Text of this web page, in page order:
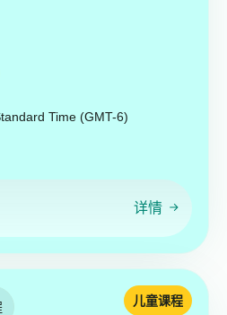
Time (GMT-6)
详情
儿童课程